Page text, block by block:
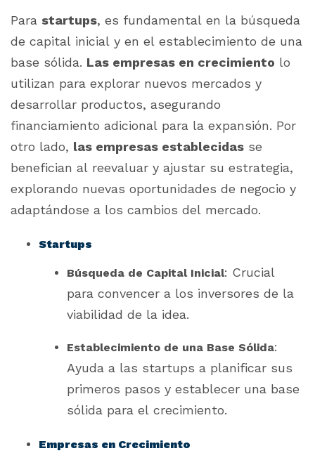
Para startups, es fundamental en la búsqueda
de capital inicial y en el establecimiento de una
base sólida. Las empresas en crecimiento lo
utilizan para explorar nuevos mercados y
desarrollar productos, asegurando
financiamiento adicional para la expansión. Por
otro lado, las empresas establecidas se
benefician al reevaluar y ajustar su estrategia,
explorando nuevas oportunidades de negocio y
adaptándose a los cambios del mercado.
Startups
Búsqueda de Capital Inicial: Crucial
para convencer a los inversores de la
viabilidad de la idea.
Establecimiento de una Base Sólida:
Ayuda a las startups a planificar sus
primeros pasos y establecer una base
sólida para el crecimiento.
Empresas en Crecimiento